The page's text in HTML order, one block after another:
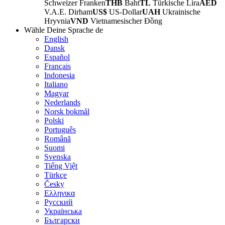
Schweizer FrankenTHB BahtTL Türkische LiraAED
V.A.E. DirhamUS$ US-DollarUAHUkrainische
HryvniaVND Vietnamesischer Đồng
Wähle Deine Sprache de
English
Dansk
Español
Français
Indonesia
Italiano
Magyar
Nederlands
Norsk bokmål
Polski
Português
Română
Suomi
Svenska
Tiếng Việt
Türkçe
Česky
Ελληνικα
Русский
Українська
Български